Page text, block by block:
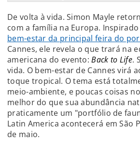
De volta à vida. Simon Mayle
com a família na Europa. Inspirado
bem-estar da principal feira do
Cannes, ele revela o que trará na
americana do evento:Back to Life.
vida. O bem-estar de Cannes virá
toque tropical. O tema está
meio-ambiente, e poucas coisas
melhor do que sua abundância
praticamente um "portfólio de
Latin America acontecerá em São
de maio.